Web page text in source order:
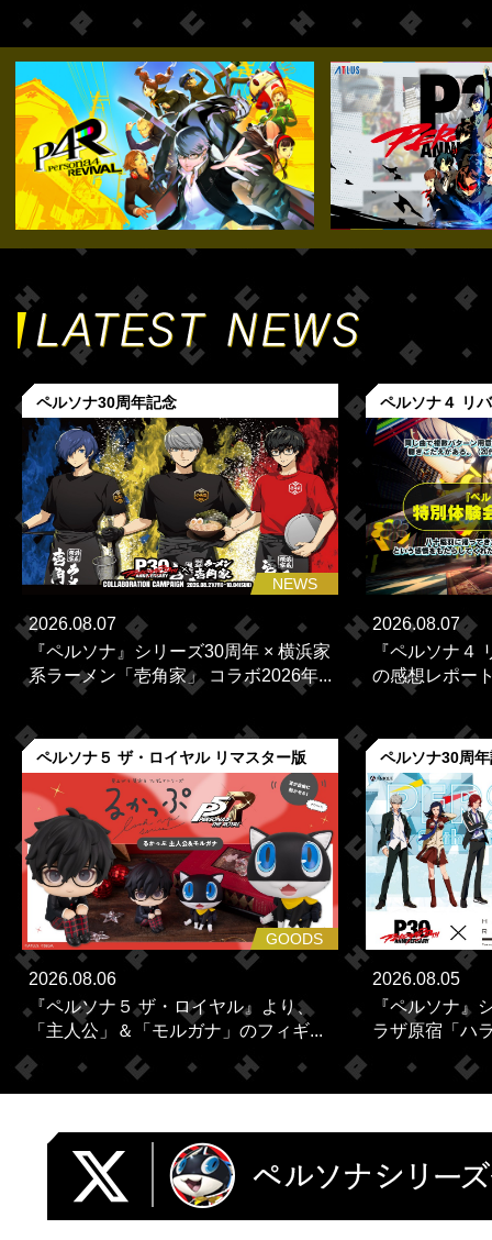
ペルソナ30周年記念
NEWS
2026.08.07
『ペルソナ』シリーズ30周年 × 横浜家
系ラーメン「壱角家」 コラボ2026年...
ペルソナ４ リ
2026.08.07
『ペルソナ４
の感想レポー
ペルソナ５ ザ・ロイヤル リマスター版
GOODS
2026.08.06
『ペルソナ５ ザ・ロイヤル』より、
「主人公」＆「モルガナ」のフィギ...
ペルソナ30周
2026.08.05
『ペルソナ』
ラザ原宿「ハ